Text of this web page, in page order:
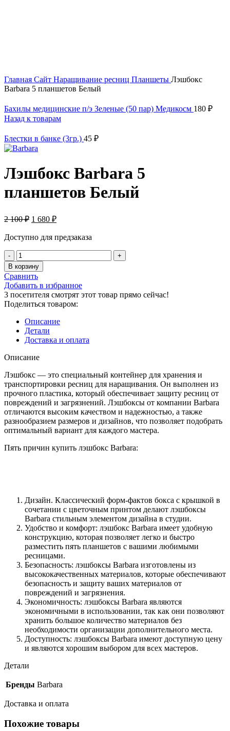
Главная Сайт Наращивание ресниц Планшеты Лэшбокс
Barbara 5 планшетов Белый
Бахилы медицинские п/э Зеленые (50 пар) Медикосм 180 ₽
Назад к товарам
Блестки в банке (3гр.) 45 ₽
Лэшбокс Barbara 5
планшетов Белый
2 100₽ Первоначальная
составляла
1 680 ₽
1
Доступно для предзаказа
Количество
товара
Лэшбокс
Barbara
5
планшетов
Белый
В корзину
Сравнить
Добавить в избранное
3 посетителя смотрят этот товар прямо сейчас!
Поделиться товаром:
Описание
Детали
Доставка и оплата
Описание
Лэшбокс — это специальный контейнер для хранения и
транспортировки ресниц для наращивания. Он выполнен из
прочного пластика, который обеспечивает защиту ресниц от
повреждений и загрязнений. Лэшбоксы от компании Barbara
отличаются высоким качеством и надежностью, а также
разнообразием размеров и дизайнов, что позволяет подобрать
оптимальный вариант для каждого мастера.
Пять причин купить лэшбокс Barbara:
Дизайн. Классический форм-фактов бокса с крышкой в
сочетании с цветочным принтом делают лэшбоксы
Barbara стильным элементом дизайна в студии.
Удобство и комфорт: лэшбокс Barbara имеет удобную
конструкцию, которая позволяет легко и быстро
разместить пять планшетов с вашими любимыми
ресницами.
Безопасность: лэшбоксы Barbara изготовлены из
высококачественных материалов, которые обеспечивают
безопасность и защиту ваших материалов от
повреждений и загрязнения.
Экономичность: лэшбоксы Barbara являются
экономичными в использовании, так как они позволяют
хранить большое количество материалов без
необходимости организации дополнительного места.
Доступность: лэшбоксы Barbara имеют доступную цену
и являются хорошим выбором для всех мастеров.
Детали
Бренды Barbara
Доставка и оплата
Похожие товары